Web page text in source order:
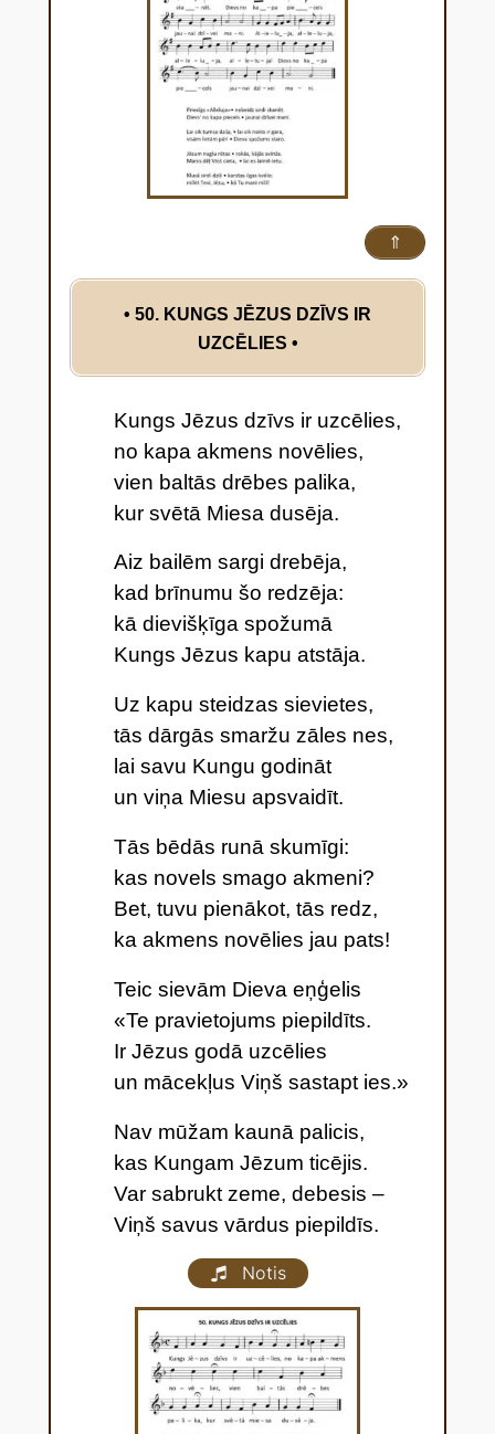
⇑
• 50. KUNGS JĒZUS DZĪVS IR
UZCĒLIES •
Kungs Jēzus dzīvs ir uzcēlies,
no kapa akmens novēlies,
vien baltās drēbes palika,
kur svētā Miesa dusēja.
Aiz bailēm sargi drebēja,
kad brīnumu šo redzēja:
kā dievišķīga spožumā
Kungs Jēzus kapu atstāja.
Uz kapu steidzas sievietes,
tās dārgās smaržu zāles nes,
lai savu Kungu godināt
un viņa Miesu apsvaidīt.
Tās bēdās runā skumīgi:
kas novels smago akmeni?
Bet, tuvu pienākot, tās redz,
ka akmens novēlies jau pats!
Teic sievām Dieva eņģelis
«Te pravietojums piepildīts.
Ir Jēzus godā uzcēlies
un mācekļus Viņš sastapt ies.»
Nav mūžam kaunā palicis,
kas Kungam Jēzum ticējis.
Var sabrukt zeme, debesis –
Viņš savus vārdus piepildīs.
Notis